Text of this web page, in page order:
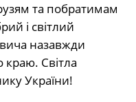
та побратимам
і світлий
назавжди
краю. Світла
України!